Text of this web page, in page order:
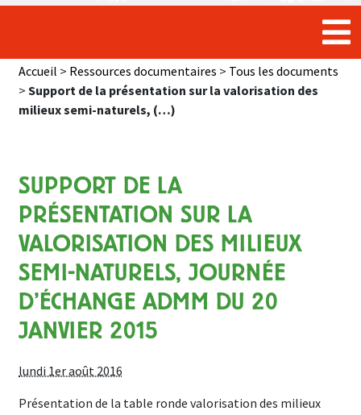
Accueil > Ressources documentaires > Tous les documents
>Support de la présentation sur la valorisation des
milieux semi-naturels, (…)
SUPPORT DE LA
PRÉSENTATION SUR LA
VALORISATION DES MILIEUX
SEMI-NATURELS, JOURNÉE
D’ÉCHANGE ADMM DU 20
JANVIER 2015
lundi 1er août 2016
Présentation de la table ronde valorisation des milieux